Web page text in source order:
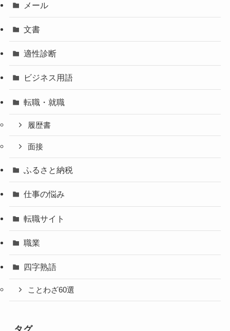
メール
文書
適性診断
ビジネス用語
転職・就職
履歴書
面接
ふるさと納税
仕事の悩み
転職サイト
職業
四字熟語
ことわざ60選